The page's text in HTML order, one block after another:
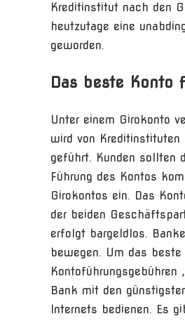
Kreditinstitut nach den
heutzutage eine
geworden.
Das beste Konto
Unter einem Girokonto
wird von
geführt. Kunden sollten
Führung des Kontos
Girokontos ein. Das
der beiden
erfolgt bargeldlos.
bewegen. Um das
Bank mit den
Internets bedienen. Es